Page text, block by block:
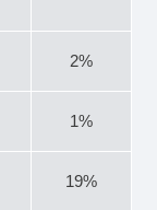
2%
1%
19%